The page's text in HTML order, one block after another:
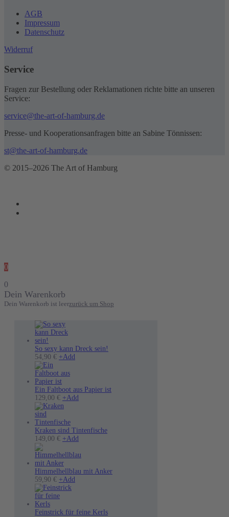
AGB
Impressum
Datenschutz
Widerruf
Service
Fragen zur Bestellung oder Reklamationen richte bitte an unseren
Service:
service@the-art-of-hamburg.de
Presse- und Kooperationsanfragen bitte an Sabine Tönnissen:
st@the-art-of-hamburg.de
© 2015–2026 The Art of Hamburg
0
0
Dein Warenkorb
Dein Warenkorb ist leerzurück um Shop
So sexy kann Dreck sein!
54,90 € +Add
Varianten
auf.
auf
der
gewählt
Ein Faltboot aus Papier ist
129,00 € +Add
Varianten
Optionen
auf
Kraken sind Tintenfische
149,00 € +Add
weist
Varianten
auf
Himmelhellblau mit Anker
59,90 € +Add
Varianten
Feinstrick für feine Kerls